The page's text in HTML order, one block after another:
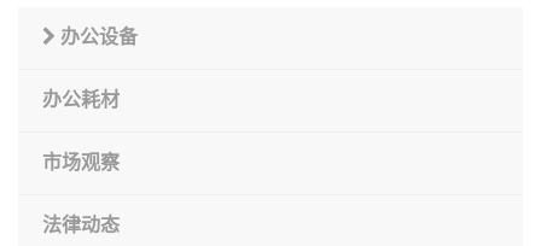
办公设备
办公耗材
市场观察
法律动态